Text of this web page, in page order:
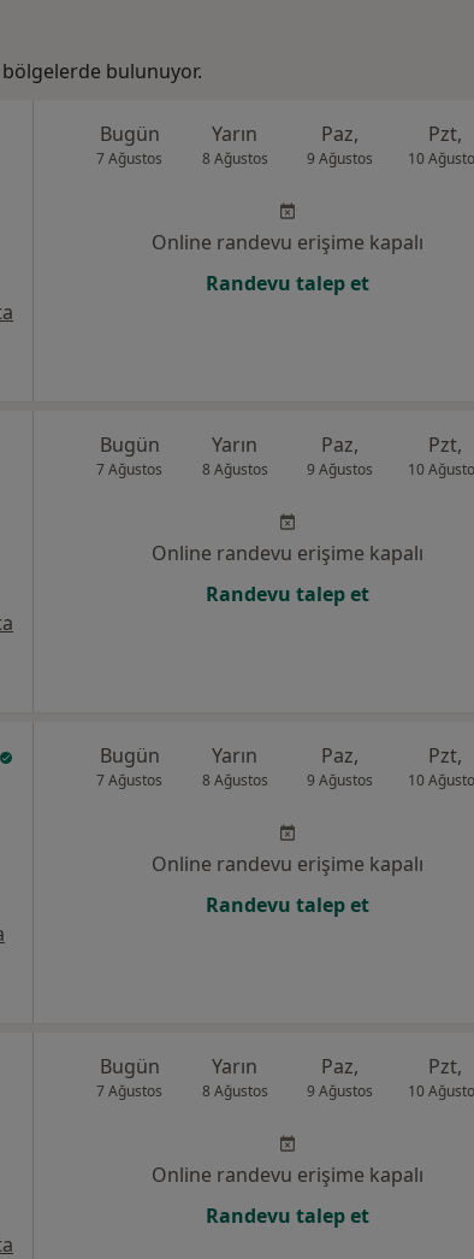
bulunuyor.
Bugün
7 Ağustos
Yarın
8 Ağustos
Paz,
9 Ağustos
Pzt,
10
Online randevu erişime kapalı
Randevu talep et
Bugün
7 Ağustos
Yarın
8 Ağustos
Paz,
9 Ağustos
Pzt,
10
Online randevu erişime kapalı
Randevu talep et
Bugün
7 Ağustos
Yarın
8 Ağustos
Paz,
9 Ağustos
Pzt,
10
Online randevu erişime kapalı
Randevu talep et
Bugün
7 Ağustos
Yarın
8 Ağustos
Paz,
9 Ağustos
Pzt,
10
Online randevu erişime kapalı
Randevu talep et